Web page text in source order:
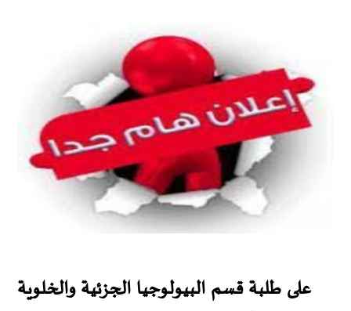
على طلبة قسم البيولوجيا الجزئية والخلوية